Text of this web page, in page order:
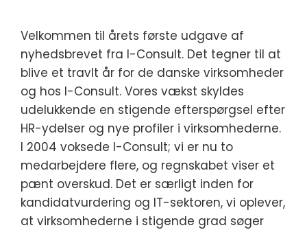
Velkommen til årets første udgave af
nyhedsbrevet fra I-Consult. Det tegner til at
blive et travlt år for de danske virksomheder
og hos I-Consult. Vores vækst skyldes
udelukkende en stigende efterspørgsel efter
HR-ydelser og nye profiler i virksomhederne.
I 2004 voksede I-Consult; vi er nu to
medarbejdere flere, og regnskabet viser et
pænt overskud. Det er særligt inden for
kandidatvurdering og IT-sektoren, vi oplever,
at virksomhederne i stigende grad søger